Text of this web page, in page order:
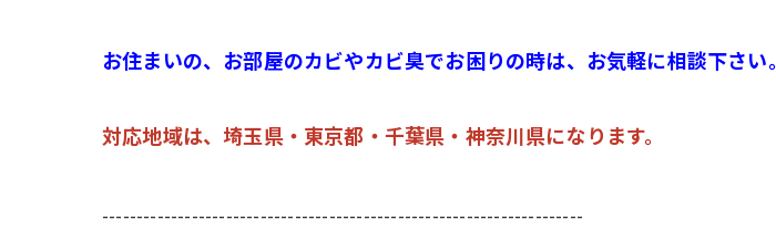
お住まいの、お部屋のカビやカビ臭でお困りの時は、お気軽に相談下さい。
対応地域は、埼玉県・東京都・千葉県・神奈川県になります。
----------------------------------------------------------------------